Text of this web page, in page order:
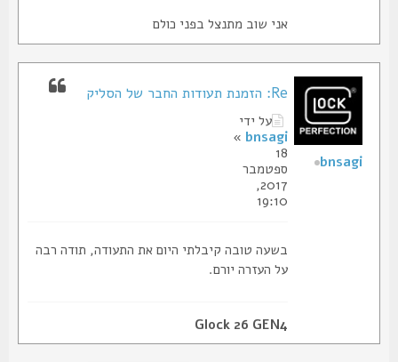
אני שוב מתנצל בפני כולם
Re: הזמנת תעודות החבר של הסליק
על ידי
bnsagi
»
ספטמבר
2017,
19:10
בשעה טובה קיבלתי היום את התעודה, תודה רבה
על העזרה יורם.
Glock 26 GEN4
bnsagi